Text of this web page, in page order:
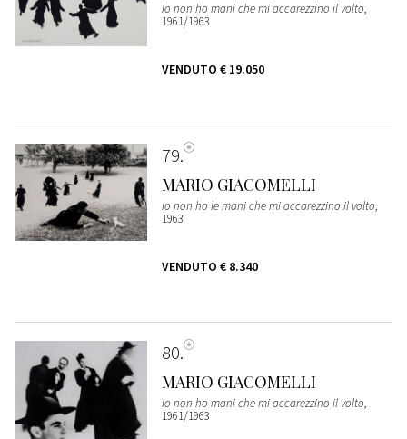
Io non ho mani che mi accarezzino il volto,
1961/1963
VENDUTO € 19.050
79
MARIO GIACOMELLI
Io non ho le mani che mi accarezzino il volto,
1963
VENDUTO € 8.340
80
MARIO GIACOMELLI
Io non ho mani che mi accarezzino il volto,
1961/1963